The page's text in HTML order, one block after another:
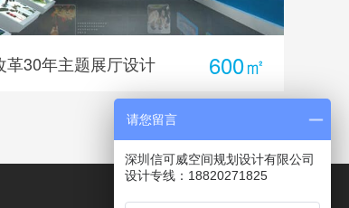
600㎡
革30年主题展厅设计
请您留言
深圳信可威空间规划设计有限公司
设计专线：18820271825